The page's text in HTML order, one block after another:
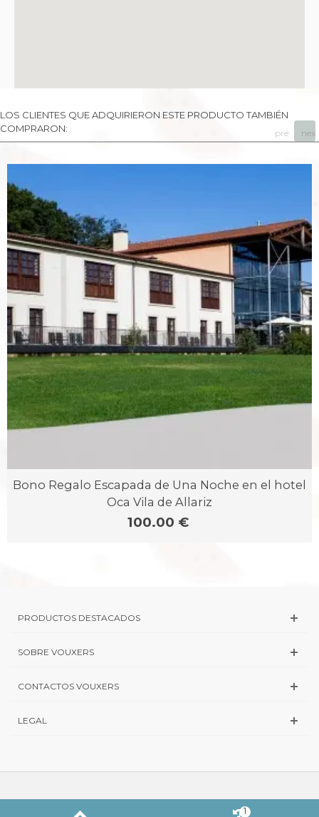
LOS CLIENTES QUE ADQUIRIERON ESTE PRODUCTO TAMBIÉN
COMPRARON:
Bono Regalo Escapada de Una Noche en el hotel
Oca Vila de Allariz
100.00 €
prev next
PRODUCTOS DESTACADOS
SOBRE VOUXERS
CONTACTOS VOUXERS
LEGAL
1